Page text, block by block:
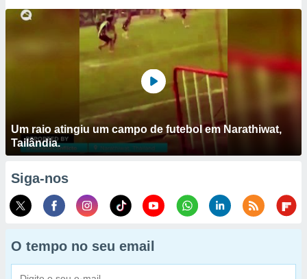
Um raio atingiu um campo de futebol em Narathiwat,
Tailândia.
Siga-nos
O tempo no seu email